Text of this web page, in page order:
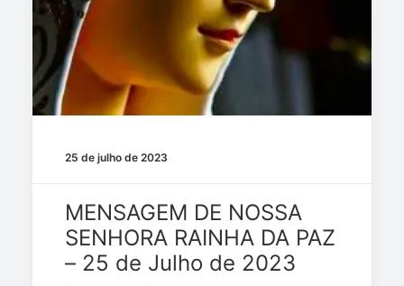
25 de julho de 2023
MENSAGEM DE NOSSA
SENHORA RAINHA DA PAZ
– 25 de Julho de 2023